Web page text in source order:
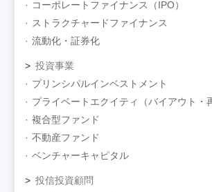
コーポレートファイナンス（IPO）
ストラクチャードファイナンス
流動化・証券化
投資事業
プリンシパルインベストメント
プライベートエクイティ（バイアウト・
複合型ファンド
不動産ファンド
ベンチャーキャピタル
投信投資顧問